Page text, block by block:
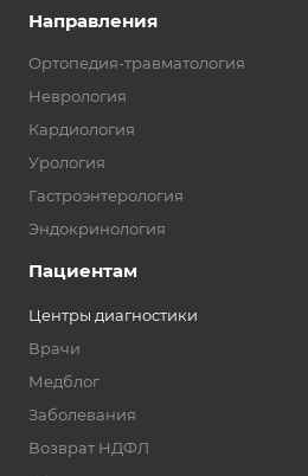
Направления
Ортопедия-травматология
Неврология
Кардиология
Урология
Гастроэнтерология
Эндокринология
Пациентам
Центры диагностики
Врачи
Медблог
Заболевания
Возврат НДФЛ